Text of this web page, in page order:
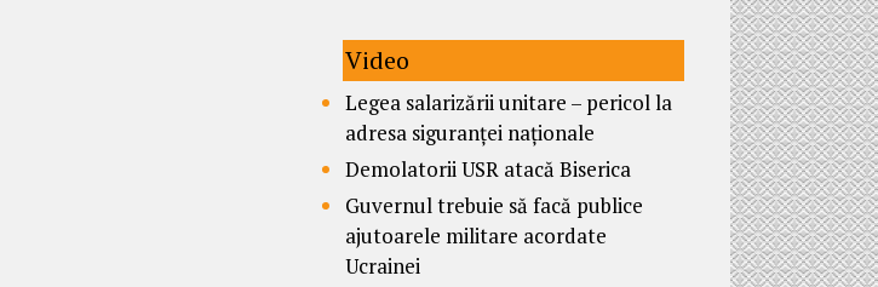
Video
Legea salarizării unitare – pericol la
adresa siguranței naționale
Demolatorii USR atacă Biserica
Guvernul trebuie să facă publice
ajutoarele militare acordate
Ucrainei